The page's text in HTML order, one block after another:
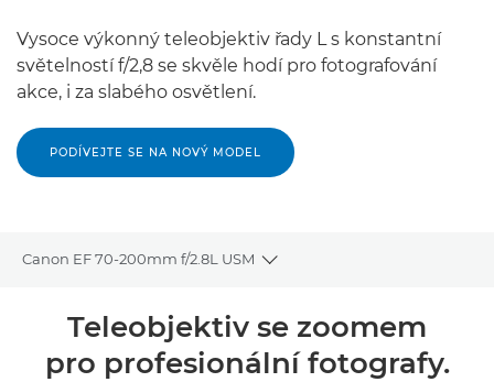
Vysoce výkonný teleobjektiv řady L s konstantní
světelností f/2,8 se skvěle hodí pro fotografování
akce, i za slabého osvětlení.
PODÍVEJTE SE NA NOVÝ MODEL
Canon EF 70-200mm f/2.8L USM
Toggle breadcrumbs
Přehled
Specifikace
Teleobjektiv se zoomem
pro profesionální fotografy.